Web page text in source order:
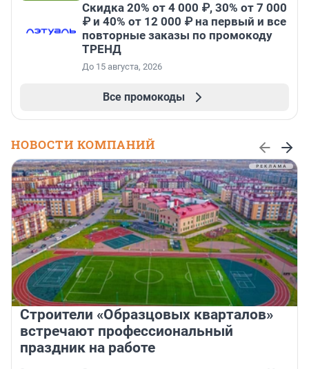
Скидка 20% от 4 000 ₽, 30% от 7 000
₽ и 40% от 12 000 ₽ на первый и все
повторные заказы по промокоду
ТРЕНД
До 15 августа, 2026
Все промокоды
НОВОСТИ КОМПАНИЙ
Строители «Образцовых кварталов»
встречают профессиональный
праздник на работе